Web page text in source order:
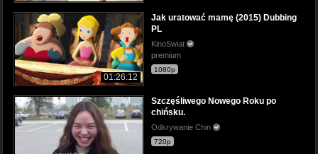
01:26:12
Jak uratować mamę (2015) Dubbing
PL
KinoSwiat
premium
1080p
Szczęśliwego Nowego Roku po
chińsku.
Odkrywanie Chin
720p